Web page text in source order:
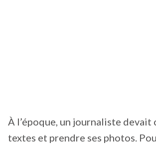
À l’époque, un journaliste devait
textes et prendre ses photos.